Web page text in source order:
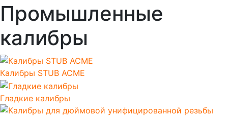
Промышленные
калибры
Калибры STUB ACME
Гладкие калибры